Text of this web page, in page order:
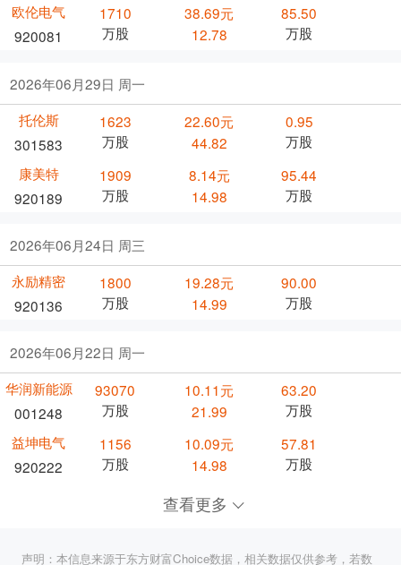
欧伦电气
920081
1710
万股
38.69元
12.78
85.50
万股
2026年06月29日 周一
托伦斯
301583
1623
万股
22.60元
44.82
0.95
万股
康美特
920189
1909
万股
8.14元
14.98
95.44
万股
2026年06月24日 周三
永励精密
920136
1800
万股
19.28元
14.99
90.00
万股
2026年06月22日 周一
华润新能源
001248
93070
万股
10.11元
21.99
63.20
万股
益坤电气
920222
1156
万股
10.09元
14.98
57.81
万股
查看更多
声明：本信息来源于东方财富Choice数据，相关数据仅供参考，若数